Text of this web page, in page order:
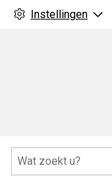
Instellingen